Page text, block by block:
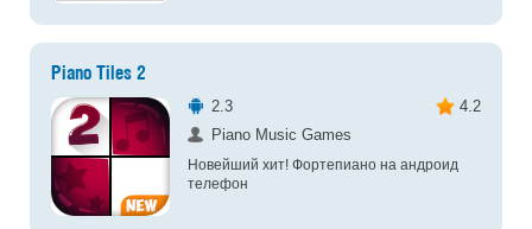
Piano Tiles 2
2.3
4.2
Piano Music Games
Новейший хит! Фортепиано на андроид
телефон